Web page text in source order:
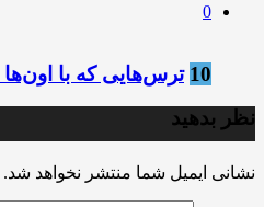
0
10 ترس‌هایی که با
نظر بدهید
نشانی ایمیل شما منتشر نخواهد شد.